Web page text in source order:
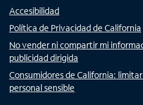
Accesibilidad
Política de Privacidad de California
No vender ni compartir mi
publicidad dirigida
Consumidores de California:
personal sensible